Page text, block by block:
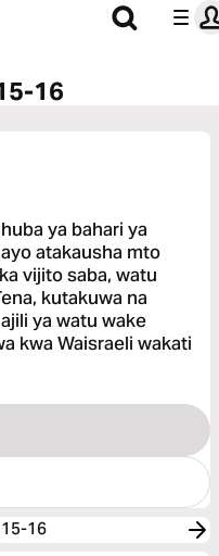
16
ya bahari ya
atakausha mto
vijito saba, watu
kutakuwa na
ya watu wake
kwa Waisraeli wakati
16